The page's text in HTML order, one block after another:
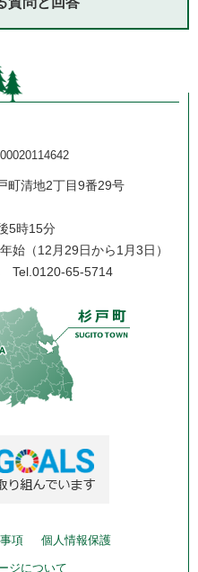
町清地2丁目9番29号
5時15分
始（12月29日から1月3日）
Tel.0120-65-5714
項 個人情報保護
ジについて